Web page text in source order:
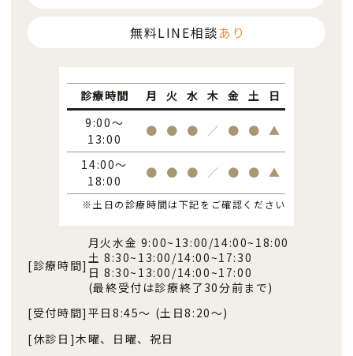
無料LINE相談あり
診療時間 月 火 水 木 金 土
日
9:00～
13:00
● ● ● ／ ● ● ▲
14:00～
18:00
● ● ● ／ ● ● ▲
※土日の診療時間は下記をご確認ください
[診療時間]
月火水金 9:00~13:00/14:00~18:00
土 8:30~13:00/14:00~17:30
日 8:30~13:00/14:00~17:00
(最終受付は診療終了30分前まで)
[受付時間] 平日8:45〜 (土日8:20〜)
[休診日]木曜、日曜、祝日